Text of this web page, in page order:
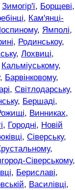
Зимогір'ї, Борщеві,
, Кам'янці-
, Ямполі,
, Родинськоу,
, Лохвиці,
Кальміуському,
, Барвінковому,
, Світлодарську,
, Бершаді,
, Винниках,
, Городні, Новій
, Сіверську,
,
Сіверському,
, Бериславі,
, Василівці,